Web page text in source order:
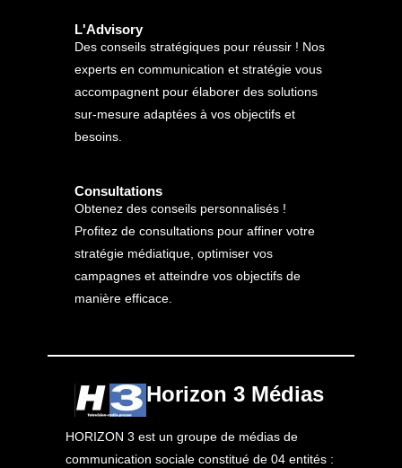
L'Advisory
Des conseils stratégiques pour réussir ! Nos
experts en communication et stratégie vous
accompagnent pour élaborer des solutions
sur-mesure adaptées à vos objectifs et
besoins.
Consultations
Obtenez des conseils personnalisés !
Profitez de consultations pour affiner votre
stratégie médiatique, optimiser vos
campagnes et atteindre vos objectifs de
manière efficace.
Horizon 3 Médias
HORIZON 3 est un groupe de médias de
communication sociale constitué de 04 entités :